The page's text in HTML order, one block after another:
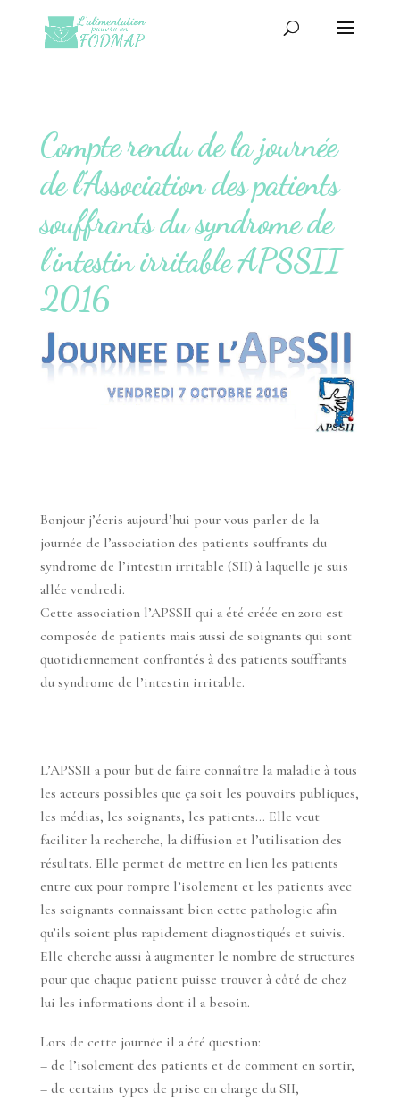
Compte rendu de la journée
de l’Association des patients
souffrants du syndrome de
l’intestin irritable APSSII
2016
Bonjour j’écris aujourd’hui pour vous parler de la
journée de l’association des patients souffrants du
syndrome de l’intestin irritable (SII) à laquelle je suis
allée vendredi.
Cette association l’APSSII qui a été créée en 2010 est
composée de patients mais aussi de soignants qui sont
quotidiennement confrontés à des patients souffrants
du syndrome de l’intestin irritable.
L’APSSII a pour but de faire connaître la maladie à tous
les acteurs possibles que ça soit les pouvoirs publiques,
les médias, les soignants, les patients… Elle veut
faciliter la recherche, la diffusion et l’utilisation des
résultats. Elle permet de mettre en lien les patients
entre eux pour rompre l’isolement et les patients avec
les soignants connaissant bien cette pathologie afin
qu’ils soient plus rapidement diagnostiqués et suivis.
Elle cherche aussi à augmenter le nombre de structures
pour que chaque patient puisse trouver à côté de chez
lui les informations dont il a besoin.
Lors de cette journée il a été question:
– de l’isolement des patients et de comment en sortir,
– de certains types de prise en charge du SII,